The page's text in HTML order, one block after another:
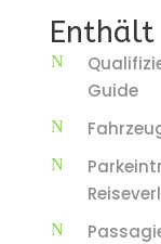
Enthält
Guide